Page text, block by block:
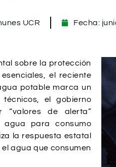
UCR Fecha:
sobre la protección
el reciente
potable marca un
el gobierno
“valores de alerta”
agua para consumo
la respuesta estatal
agua que consumen